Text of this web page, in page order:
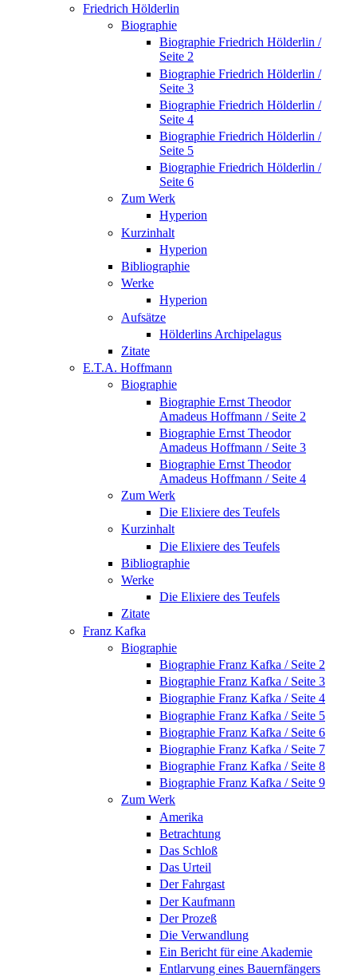
Friedrich Hölderlin
Biographie
Biographie Friedrich Hölderlin /
Seite 2
Biographie Friedrich Hölderlin /
Seite 3
Biographie Friedrich Hölderlin /
Seite 4
Biographie Friedrich Hölderlin /
Seite 5
Biographie Friedrich Hölderlin /
Seite 6
Zum Werk
Hyperion
Kurzinhalt
Hyperion
Bibliographie
Werke
Hyperion
Aufsätze
Hölderlins Archipelagus
Zitate
E.T.A. Hoffmann
Biographie
Biographie Ernst Theodor
Amadeus Hoffmann / Seite 2
Biographie Ernst Theodor
Amadeus Hoffmann / Seite 3
Biographie Ernst Theodor
Amadeus Hoffmann / Seite 4
Zum Werk
Die Elixiere des Teufels
Kurzinhalt
Die Elixiere des Teufels
Bibliographie
Werke
Die Elixiere des Teufels
Zitate
Franz Kafka
Biographie
Biographie Franz Kafka / Seite 2
Biographie Franz Kafka / Seite 3
Biographie Franz Kafka / Seite 4
Biographie Franz Kafka / Seite 5
Biographie Franz Kafka / Seite 6
Biographie Franz Kafka / Seite 7
Biographie Franz Kafka / Seite 8
Biographie Franz Kafka / Seite 9
Zum Werk
Amerika
Betrachtung
Das Schloß
Das Urteil
Der Fahrgast
Der Kaufmann
Der Prozeß
Die Verwandlung
Ein Bericht für eine Akademie
Entlarvung eines Bauernfängers